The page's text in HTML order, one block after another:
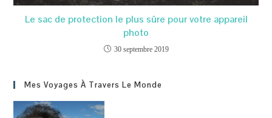
Le sac de protection le plus sûre pour votre appareil
photo
30 septembre 2019
Mes Voyages À Travers Le Monde